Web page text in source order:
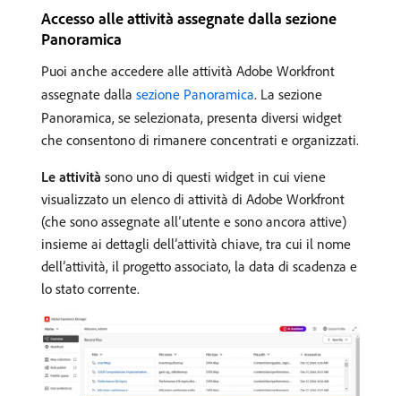
Accesso alle attività assegnate dalla sezione
Panoramica
Puoi anche accedere alle attività Adobe Workfront
assegnate dalla sezione Panoramica. La sezione
Panoramica, se selezionata, presenta diversi widget
che consentono di rimanere concentrati e organizzati.
Le attività sono uno di questi widget in cui viene
visualizzato un elenco di attività di Adobe Workfront
(che sono assegnate all’utente e sono ancora attive)
insieme ai dettagli dell’attività chiave, tra cui il nome
dell’attività, il progetto associato, la data di scadenza e
lo stato corrente.